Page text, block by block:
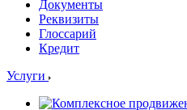
Документы
Реквизиты
Глоссарий
Кредит
Услуги